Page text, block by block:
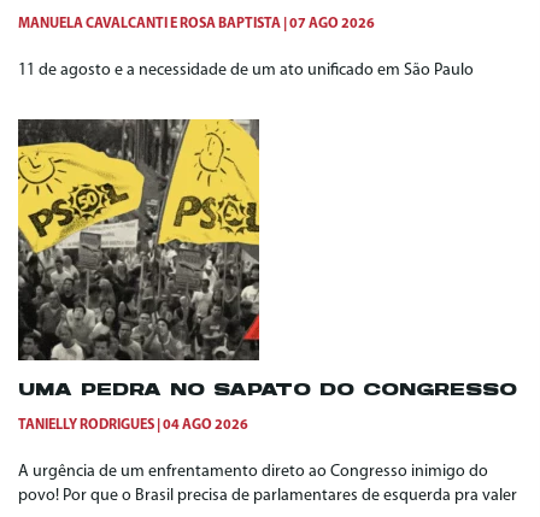
MANUELA CAVALCANTI E ROSA BAPTISTA 07 AGO 2026
11 de agosto e a necessidade de um ato unificado em São Paulo
UMA PEDRA NO SAPATO DO CONGRESSO
TANIELLY RODRIGUES 04 AGO 2026
A urgência de um enfrentamento direto ao Congresso inimigo do
povo! Por que o Brasil precisa de parlamentares de esquerda pra valer